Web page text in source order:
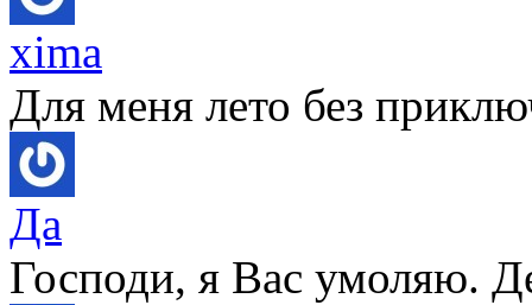
xima
Для меня лето без
Да
Господи, я Вас умоляю.